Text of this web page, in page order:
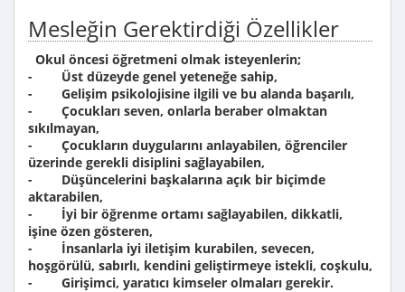
Mesleğin Gerektirdiği Özellikler
Okul öncesi öğretmeni olmak isteyenlerin;
- Üst düzeyde genel yeteneğe sahip,
- Gelişim psikolojisine ilgili ve bu alanda başarılı,
- Çocukları seven, onlarla beraber olmaktan
sıkılmayan,
- Çocukların duygularını anlayabilen, öğrenciler
üzerinde gerekli disiplini sağlayabilen,
- Düşüncelerini başkalarına açık bir biçimde
aktarabilen,
- İyi bir öğrenme ortamı sağlayabilen, dikkatli,
işine özen gösteren,
- İnsanlarla iyi iletişim kurabilen, sevecen,
hoşgörülü, sabırlı, kendini geliştirmeye istekli, coşkulu,
- Girişimci, yaratıcı kimseler olmaları gerekir.